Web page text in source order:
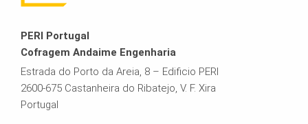
PERI Portugal
Cofragem Andaime Engenharia
Estrada do Porto da Areia, 8 – Edificio PERI
2600-675 Castanheira do Ribatejo, V. F. Xira
Portugal